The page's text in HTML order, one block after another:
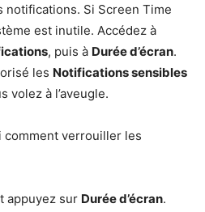
notifications. Si Screen Time
est inutile. Accédez à
, puis à Durée d’écran.
les Notifications sensibles
volez à l’aveugle.
comment verrouiller les
appuyez sur Durée d’écran.